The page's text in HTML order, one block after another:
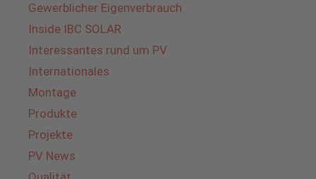
Gewerblicher Eigenverbrauch
Inside IBC SOLAR
Interessantes rund um PV
Internationales
Montage
Produkte
Projekte
PV News